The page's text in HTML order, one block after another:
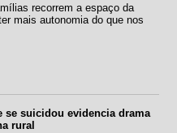
recorrem a espaço da
mais autonomia do que nos
se suicidou evidencia drama
rural